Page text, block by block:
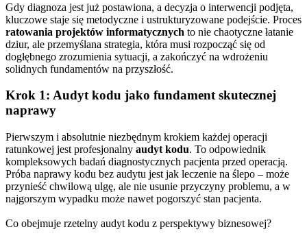
Gdy diagnoza jest już postawiona, a decyzja o interwencji podjęta,
kluczowe staje się metodyczne i ustrukturyzowane podejście. Proces
ratowania projektów informatycznych to nie chaotyczne łatanie
dziur, ale przemyślana strategia, która musi rozpocząć się od
dogłębnego zrozumienia sytuacji, a zakończyć na wdrożeniu
solidnych fundamentów na przyszłość.
Krok 1: Audyt kodu jako fundament skutecznej
naprawy
Pierwszym i absolutnie niezbędnym krokiem każdej operacji
ratunkowej jest profesjonalny audyt kodu. To odpowiednik
kompleksowych badań diagnostycznych pacjenta przed operacją.
Próba naprawy kodu bez audytu jest jak leczenie na ślepo – może
przynieść chwilową ulgę, ale nie usunie przyczyny problemu, a w
najgorszym wypadku może nawet pogorszyć stan pacjenta.
Co obejmuje rzetelny audyt kodu z perspektywy biznesowej?